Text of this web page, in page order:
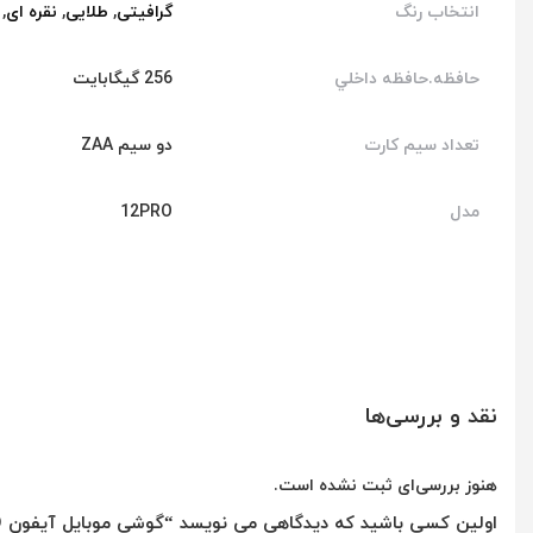
انتخاب رنگ گرافیتی, طلایی, نقره ای
حافظه.حافظه داخلي 256 گيگابايت
تعداد سیم کارت دو سیم ZAA
مدل 12PRO
نقد و بررسی‌ها
هنوز بررسی‌ای ثبت نشده است.
اولین کسی باشید که دیدگاهی می نویسد “گوشی موبایل آیفون IPHONE 12 PRO دو سیم کارت ظرفیت 512 گیگابایت (Active)”